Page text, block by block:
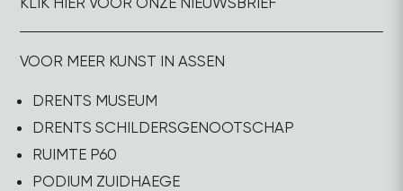
VOOR MEER KUNST IN ASSEN
DRENTS MUSEUM
DRENTS SCHILDERSGENOOTSCHAP
RUIMTE P60
PODIUM ZUIDHAEGE